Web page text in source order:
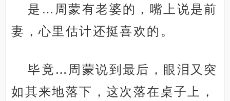
是…周蒙有老婆的，嘴上说是前
妻，心里估计还挺喜欢的。
毕竟…周蒙说到最后，眼泪又突
如其来地落下，这次落在桌子上，